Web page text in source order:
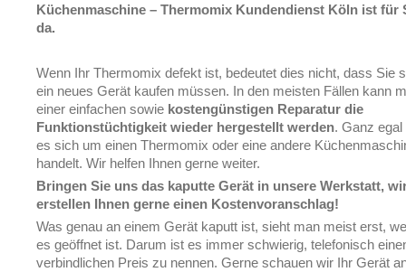
Küchenmaschine – Thermomix Kundendienst Köln ist für
da.
Wenn Ihr Thermomix defekt ist, bedeutet dies nicht, dass Sie
ein neues Gerät kaufen müssen. In den meisten Fällen kann
einer einfachen sowie kostengünstigen Reparatur die
Funktionstüchtigkeit wieder hergestellt werden. Ganz egal
es sich um einen Thermomix oder eine andere
handelt. Wir helfen Ihnen gerne weiter.
Bringen Sie uns das kaputte Gerät in unsere Werkstatt,
erstellen Ihnen gerne einen Kostenvoranschlag!
Was genau an einem Gerät kaputt ist, sieht man meist erst,
es geöffnet ist. Darum ist es immer schwierig, telefonisch
verbindlichen Preis zu nennen. Gerne schauen wir Ihr Gerät